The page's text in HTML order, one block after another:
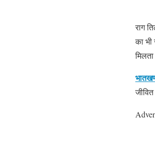
राग
का